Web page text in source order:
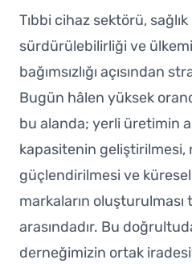
Tıbbi cihaz sektörü,
sürdürülebilirliği ve
bağımsızlığı açısından
Bugün hâlen yüksek
bu alanda; yerli üretimin
kapasitenin geliştirilmesi,
güçlendirilmesi ve
markaların
arasındadır. Bu
derneğimizin ortak